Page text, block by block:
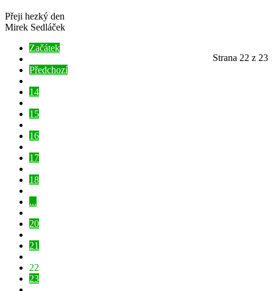
Přeji hezký den
Mirek Sedláček
Strana 22 z 23
Začátek
Předchozí
14
15
16
17
18
...
20
21
22
23